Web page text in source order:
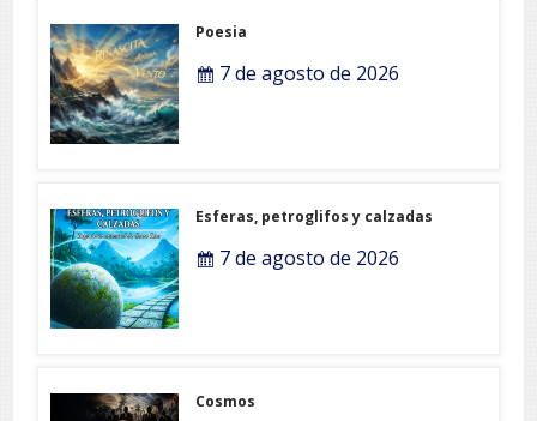
Poesia
7 de agosto de 2026
Esferas, petroglifos y calzadas
7 de agosto de 2026
Cosmos